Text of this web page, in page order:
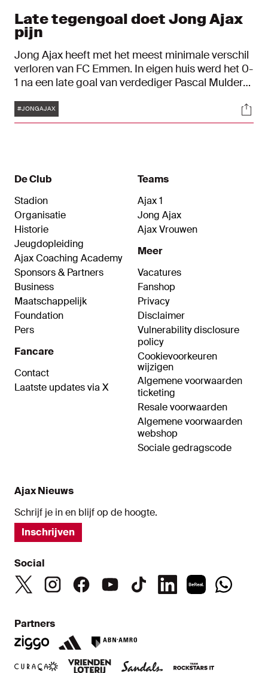
Late tegengoal doet Jong Ajax
pijn
Jong Ajax heeft met het meest minimale verschil
verloren van FC Emmen. In eigen huis werd het 0-
1 na een late goal van verdediger Pascal Mulder
voor de beloften in dit seizoen.
Tags
#JONGAJAX
De Club
Stadion
Organisatie
Historie
Jeugdopleiding
Ajax Coaching Academy
Sponsors & Partners
Business
Maatschappelijk
Foundation
Pers
Fancare
Contact
Laatste updates via X
Teams
Ajax 1
Jong Ajax
Ajax Vrouwen
Meer
Vacatures
Fanshop
Privacy
Disclaimer
Vulnerability disclosure
policy
Cookievoorkeuren
wijzigen
Algemene voorwaarden
ticketing
Resale voorwaarden
Algemene voorwaarden
webshop
Sociale gedragscode
Ajax Nieuws
Schrijf je in en blijf op de hoogte.
Inschrijven
Social
Partners